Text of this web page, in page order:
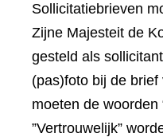
Sollicitatiebrieven
Zijne Majesteit de
gesteld als
(pas)foto bij de
moeten de woorden
”Vertrouwelijk”